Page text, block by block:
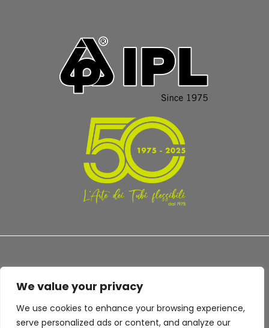
We value your privacy
We use cookies to enhance your browsing experience,
serve personalized ads or content, and analyze our